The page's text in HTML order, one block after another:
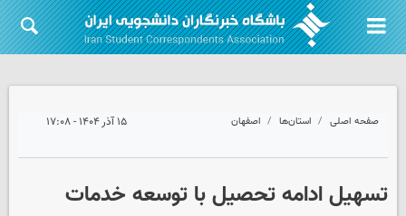
صفحه اصلی استان‌ها اصفهان ۱۵ آذر ۱۴۰۴ - ۱۷:۰۸
تسهیل ادامه تحصیل با توسعه خدمات